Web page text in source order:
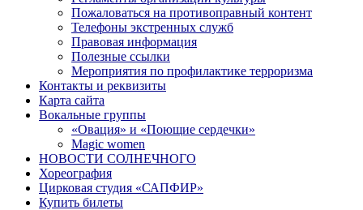
Пожаловаться на противоправный контент
Телефоны экстренных служб
Правовая информация
Полезные ссылки
Мероприятия по профилактике терроризма
Контакты и реквизиты
Карта сайта
Вокальные группы
«Овация» и «Поющие сердечки»
Magic women
НОВОСТИ СОЛНЕЧНОГО
Хореография
Цирковая студия «САПФИР»
Купить билеты